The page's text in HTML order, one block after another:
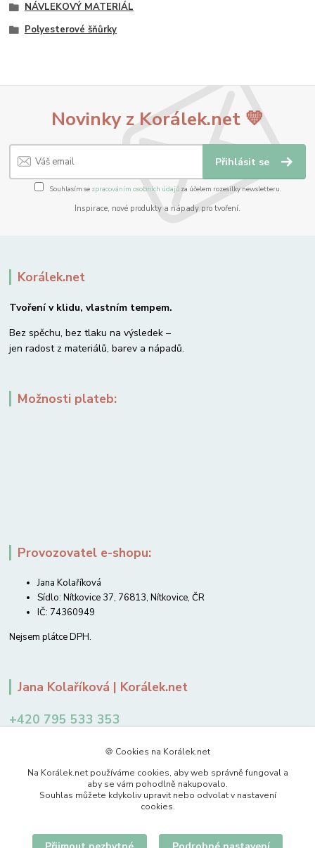
NÁVLEKOVÝ MATERIÁL
Polyesterové šňůrky
Novinky z Korálek.net 💛
Přihlásit se
Souhlasím se zpracováním osobních údajůza účelem rozesílky newsletteru.
Inspirace, nové produkty a nápady pro tvoření.
Korálek.net
Tvoření v klidu, vlastním tempem.
Bez spěchu, bez tlaku na výsledek –
jen radost z materiálů, barev a nápadů.
Možnosti plateb:
Provozovatel e-shopu:
Jana Kolaříková
Sídlo: Nítkovice 37, 76813, Nítkovice, ČR
IČ: 74360949
Nejsem plátce DPH.
Jana Kolaříková | Korálek.net
+420 795 533 353
🍪 Cookies na Korálek.net
Na Korálek.net používáme cookies, aby web správně fungoval a
aby se vám pohodlně nakupovalo.
Souhlas můžete kdykoliv upravit nebo odvolat v nastavení
cookies.